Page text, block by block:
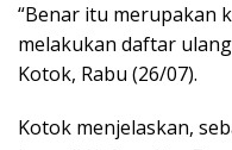
“Benar itu merupakan
melakukan daftar
Kotok, Rabu (26/07).
Kotok menjelaskan,